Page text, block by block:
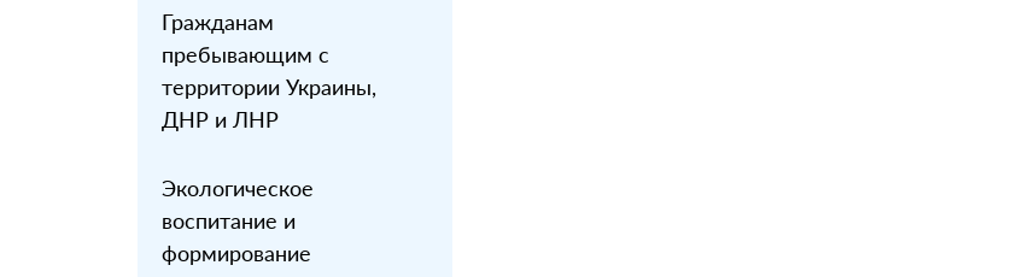
Гражданам
пребывающим с
территории Украины,
ДНР и ЛНР
Экологическое
воспитание и
формирование